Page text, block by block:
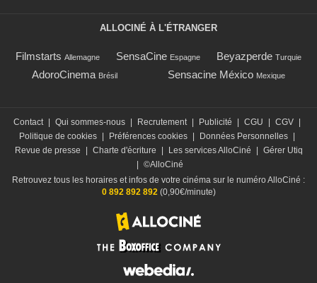
ALLOCINÉ À L'ÉTRANGER
Filmstarts Allemagne SensaCine Espagne Beyazperde Turquie
AdoroCinema Brésil Sensacine México Mexique
Contact Qui sommes-nous Recrutement Publicité CGU CGV
Politique de cookies
Préférences cookies Données Personnelles
Revue de presse
Charte d'écriture Les services AlloCiné
Gérer Utiq
©AlloCiné
Retrouvez tous les horaires et infos de votre cinéma sur le numéro AlloCiné :
0 892 892 892(0,90€/minute)